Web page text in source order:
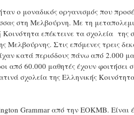
ο μοναδικός οργανισμός που
στη Μελβούρνη. Με τη
επέκτεινε τα σχολεία της
Μελβούρνης. Στις επόμενες τρεις
κατά περιόδους πάνω από 2.000
από 60.000 μαθητές έχουν φοιτήσει
σχολεία της Ελληνικής
Grammar από την ΕΟΚΜΒ. Είναι